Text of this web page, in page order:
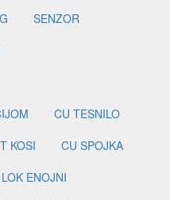
SENZOR
CU TESNILO
KOSI
CU SPOJKA
ENOJNI